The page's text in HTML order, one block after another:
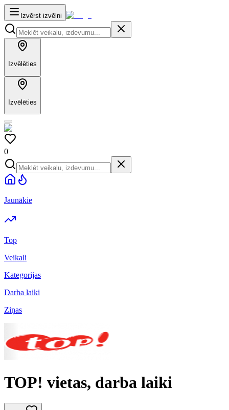
Izvērst izvēlni
Izvēlēties
Izvēlēties
0
Jaunākie
Top
Veikali
Kategorijas
Darba laiki
Ziņas
TOP! vietas, darba laiki